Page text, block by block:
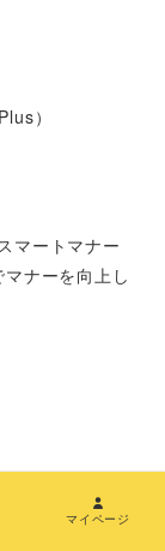
）
マートマナー
ナーを向上し
マイページ